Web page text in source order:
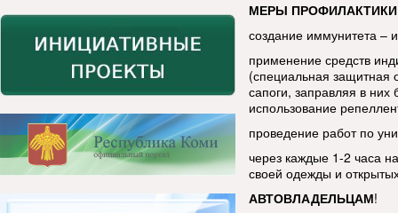
МЕРЫ
создание иммунитета –
применение средств
(специальная защитная
сапоги, заправляя в
использование
проведение работ по
через каждые 1-2 часа
своей одежды и
АВТОВЛАДЕЛЬЦАМ!